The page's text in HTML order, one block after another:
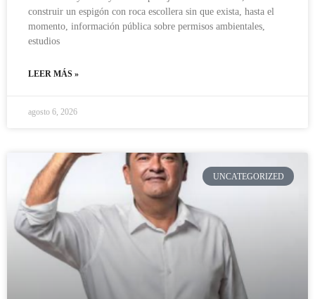
construir un espigón con roca escollera sin que exista, hasta el
momento, información pública sobre permisos ambientales,
estudios
LEER MÁS »
agosto 6, 2026
UNCATEGORIZED